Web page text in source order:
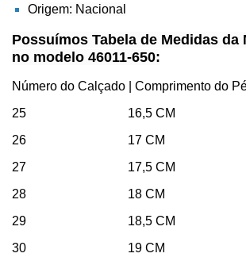
Origem: Nacional
Possuímos Tabela de Medidas da
no modelo 46011-650:
Número do Calçado | Comprimento do
25 16,5 CM
26 17 CM
27 17,5 CM
28 18
29 18,5
30 19 CM